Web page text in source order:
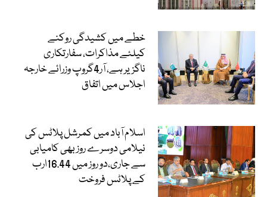
خطے میں کشیدگی روکنے
کیلئے مذاکرات، سفارتکاری
ناگزیر ہے، آر4گروپ وزرائے خارجہ
اجلاس میں اتفاق
اسلام آباد میں کمرشل پلاٹس کی
نیلامی دوسرے روز بھی کامیابی
سے جاری،دو روز میں 16.44ارب
کے پلاٹس فروخت